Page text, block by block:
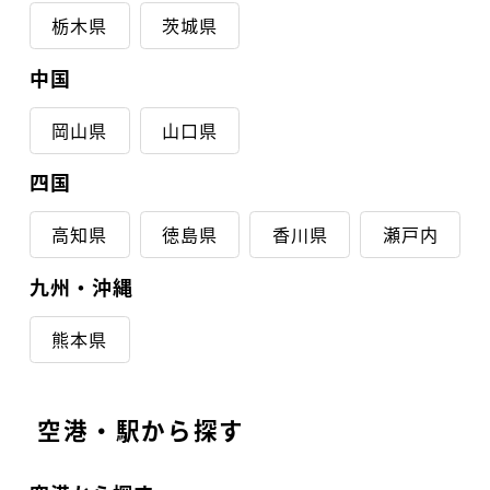
栃木県 茨城県
中国
岡山県 山口県
四国
高知県 徳島県 香川県 瀬戸内
九州・沖縄
熊本県
空港・駅から探す